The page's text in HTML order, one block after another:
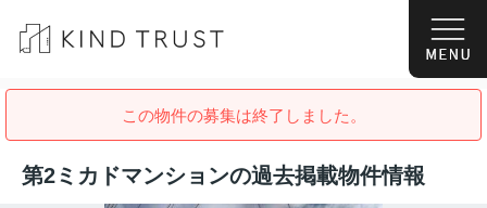
この物件の募集は終了しました。
第2ミカドマンションの過去掲載物件情報